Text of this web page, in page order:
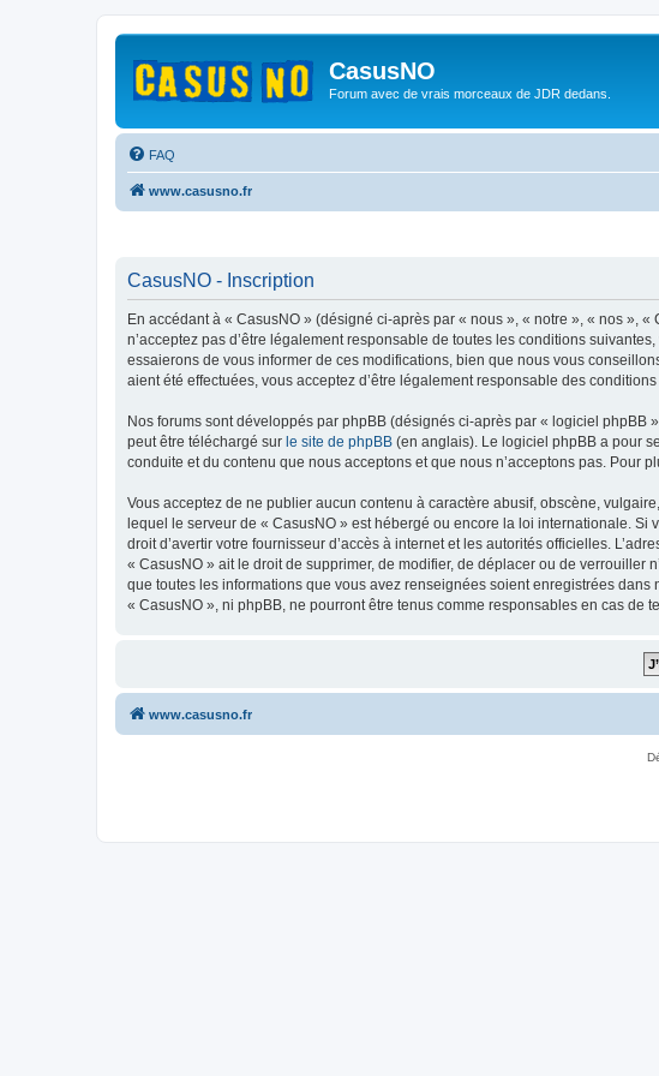
CasusNO
Forum avec de vrais morceaux de JDR dedans.
FAQ
www.casusno.fr
CasusNO - Inscription
En accédant à « CasusNO » (désigné ci-après par « nous », « notre », « nos »,
n’acceptez pas d’être légalement responsable de toutes les conditions
essaierons de vous informer de ces modifications, bien que nous vous
aient été effectuées, vous acceptez d’être légalement responsable des
Nos forums sont développés par phpBB (désignés ci-après par « logiciel
peut être téléchargé sur le site de phpBB (en anglais). Le logiciel phpBB a pour
conduite et du contenu que nous acceptons et que nous n’acceptons pas. Pour
Vous acceptez de ne publier aucun contenu à caractère abusif, obscène,
lequel le serveur de « CasusNO » est hébergé ou encore la loi internationale.
droit d’avertir votre fournisseur d’accès à internet et les autorités officielles.
« CasusNO » ait le droit de supprimer, de modifier, de déplacer ou de verrouiller
que toutes les informations que vous avez renseignées soient enregistrées
« CasusNO », ni phpBB, ne pourront être tenus comme responsables en cas de
www.casusno.fr